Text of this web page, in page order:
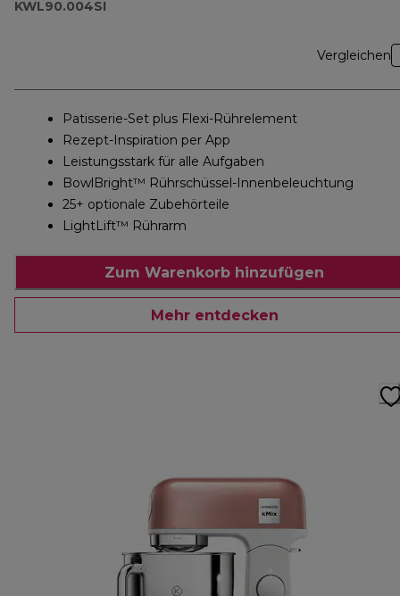
KWL90.004SI
Vergleichen
Patisserie-Set plus Flexi-Rührelement
Rezept-Inspiration per App
Leistungsstark für alle Aufgaben
BowlBright™ Rührschüssel-Innenbeleuchtung
25+ optionale Zubehörteile
LightLift™ Rührarm
Zum Warenkorb hinzufügen
Mehr entdecken